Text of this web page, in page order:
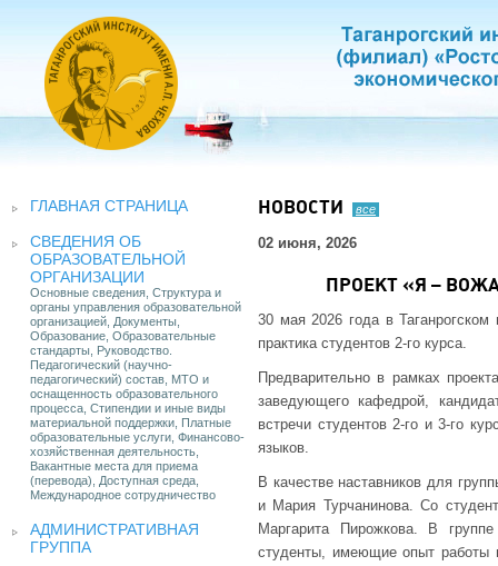
ГЛАВНАЯ СТРАНИЦА
СВЕДЕНИЯ ОБ
ОБРАЗОВАТЕЛЬНОЙ
ОРГАНИЗАЦИИ
Основные сведения, Структура и
органы управления образовательной
организацией, Документы,
Образование, Образовательные
стандарты, Руководство.
Педагогический (научно-
педагогический) состав, МТО и
оснащенность образовательного
процесса, Стипендии и иные виды
материальной поддержки, Платные
образовательные услуги, Финансово-
хозяйственная деятельность,
Вакантные места для приема
(перевода), Доступная среда,
Международное сотрудничество
АДМИНИСТРАТИВНАЯ
ГРУППА
НОВОСТИ все
02 июня, 2026
ПРОЕКТ «Я –
30 мая 2026 года в Таганрогском
практика студентов 2-го курса.
Предварительно в рамках
заведующего кафедрой,
встречи студентов 2-го и 3-го
языков.
В качестве наставников для
и Мария Турчанинова. Со
Маргарита Пирожкова. В
студенты, имеющие опыт работы